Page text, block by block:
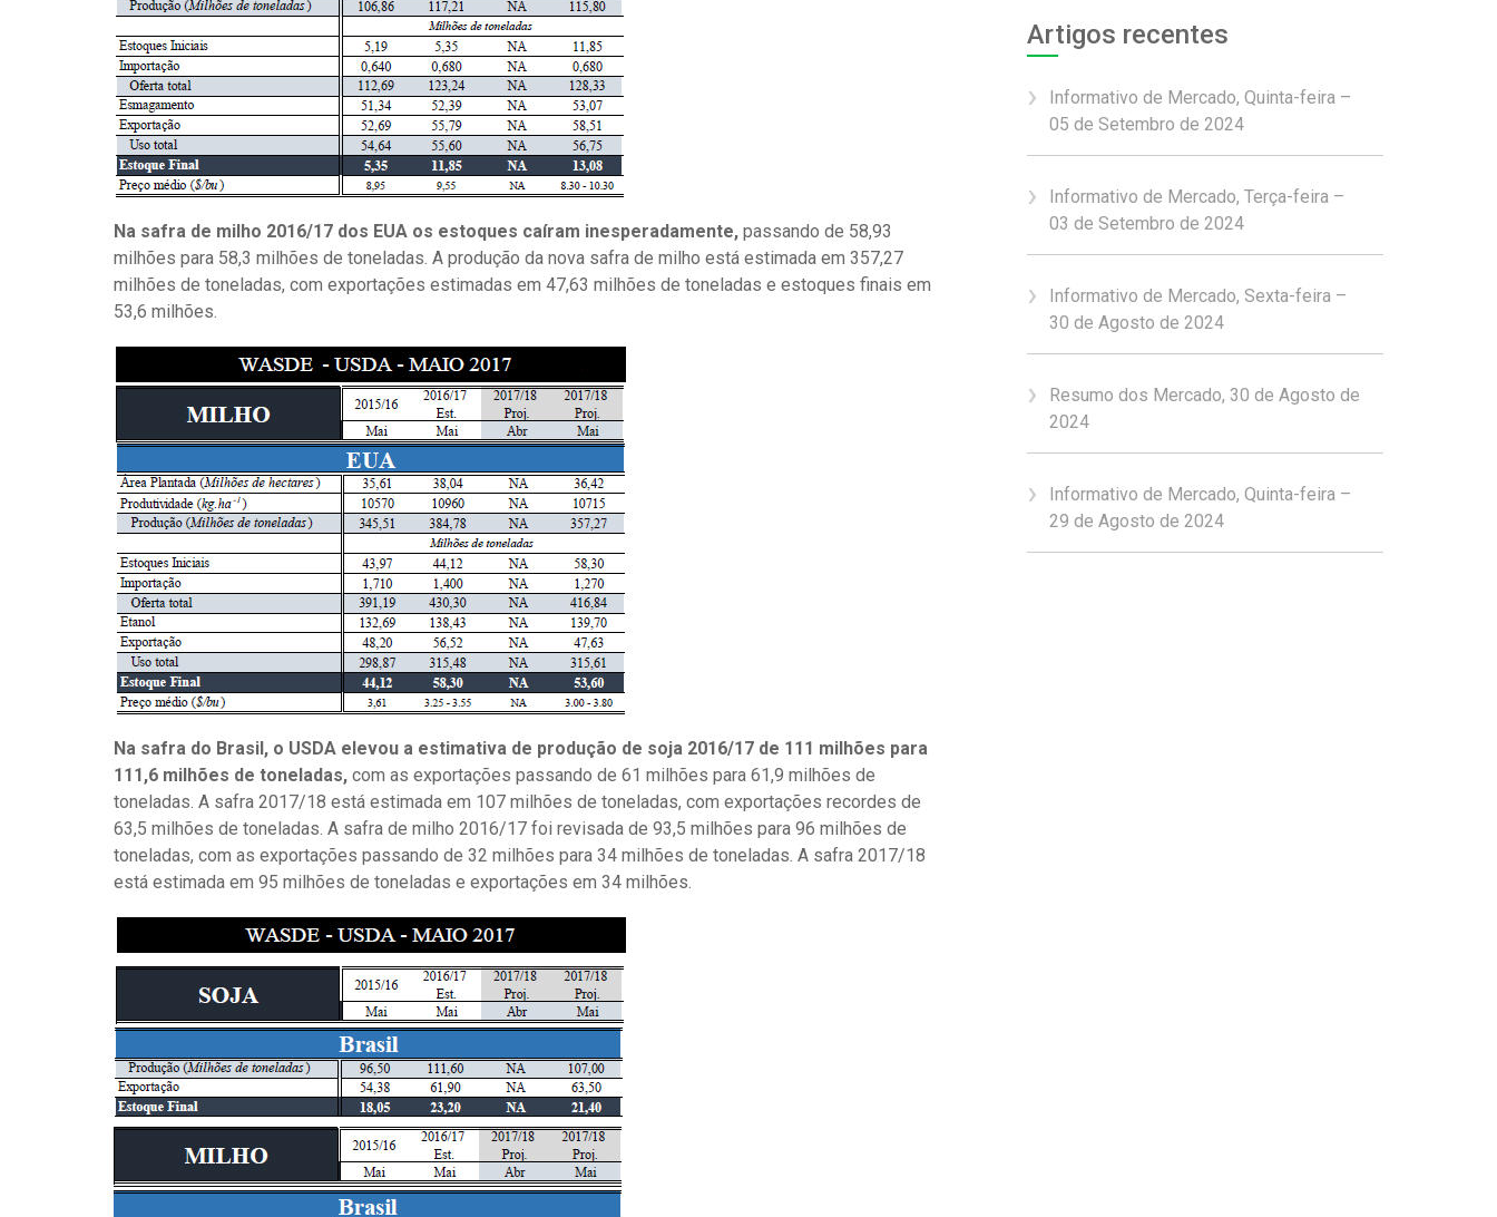
Na safra de milho 2016/17 dos EUA os estoques caíram inesperadamente, passando de 58,93
milhões para 58,3 milhões de toneladas. A produção da nova safra de milho está estimada em 357,27
milhões de toneladas, com exportações estimadas em 47,63 milhões de toneladas e estoques finais em
53,6 milhões.
Na safra do Brasil, o USDA elevou a estimativa de produção de soja 2016/17 de 111 milhões para
111,6 milhões de toneladas, com as exportações passando de 61 milhões para 61,9 milhões de
toneladas. A safra 2017/18 está estimada em 107 milhões de toneladas, com exportações recordes de
63,5 milhões de toneladas. A safra de milho 2016/17 foi revisada de 93,5 milhões para 96 milhões de
toneladas, com as exportações passando de 32 milhões para 34 milhões de toneladas. A safra 2017/18
está estimada em 95 milhões de toneladas e exportações em 34 milhões.
Artigos recentes
Informativo de Mercado, Quinta-feira –
05 de Setembro de 2024
Informativo de Mercado, Terça-feira –
03 de Setembro de 2024
Informativo de Mercado, Sexta-feira –
30 de Agosto de 2024
Resumo dos Mercado, 30 de Agosto de
2024
Informativo de Mercado, Quinta-feira –
29 de Agosto de 2024